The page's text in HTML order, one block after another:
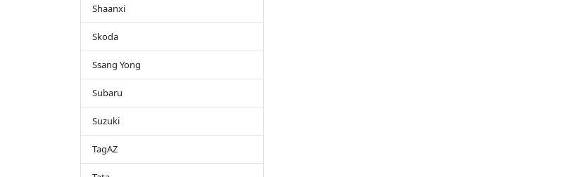
Shaanxi
Skoda
Ssang Yong
Subaru
Suzuki
TagAZ